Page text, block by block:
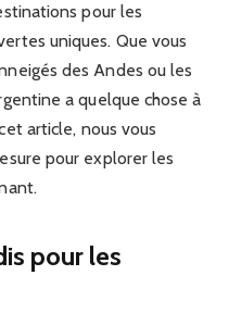
pour les
uniques. Que vous
des Andes ou les
a quelque chose à
article, nous vous
pour explorer les
pour les